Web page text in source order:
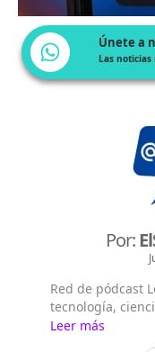
Únete a
Las
Por:
Red de pódcast
tecnología,
siguientes títulos
Flash Diario -
Leer más